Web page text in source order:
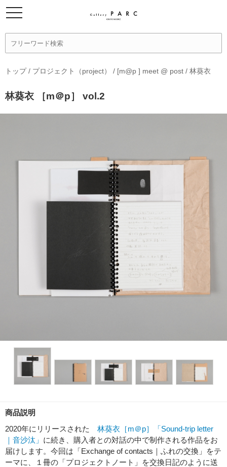
トップ/ プロジェクト（project） / [m@p ] meet @ post / 林葵衣
林葵衣 ［m＠p］ vol.2
商品説明
2020年にリリースされた 林葵衣［m＠p］「Sound-trip letter
｜音沙汰」 に続き、購入者との対話の中で制作される作品をお
届けします。今回は「Exchange of contacts｜ふれの交換」をテ
ーマに、１冊の「プロジェクトノート」を交換日記のように送